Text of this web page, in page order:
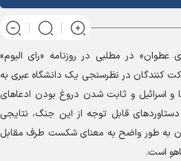
عطوان» در مطلبی در روزنامه «رای الیوم»
۹۲ درصد از شرکت کنندگان در نظرسنجی یک دانشگاه عبری به
و اسرائیل و ثابت شدن دروغ بودن ادعا‌های
دستاورد‌های قابل توجه از این جنگ، نتایجی
به طور واضح به معنای شکست طرف مقابل
است.